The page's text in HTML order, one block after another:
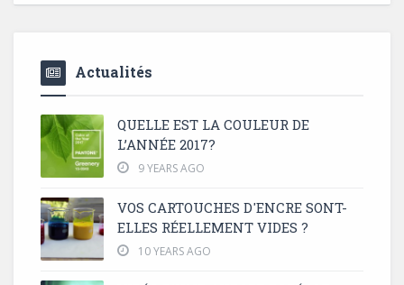
Actualités
QUELLE EST LA COULEUR DE
L’ANNÉE 2017?
9 YEARS AGO
VOS CARTOUCHES D'ENCRE SONT-
ELLES RÉELLEMENT VIDES ?
10 YEARS AGO